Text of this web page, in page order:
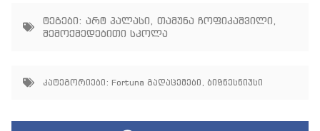
ტეგები: არტ პალასი თამუნა ჩოფიკაშვილი
შემოქმედებითი სკოლა
კატეგორიები: Fortuna გადაცემები , ბიზნესნიუსი